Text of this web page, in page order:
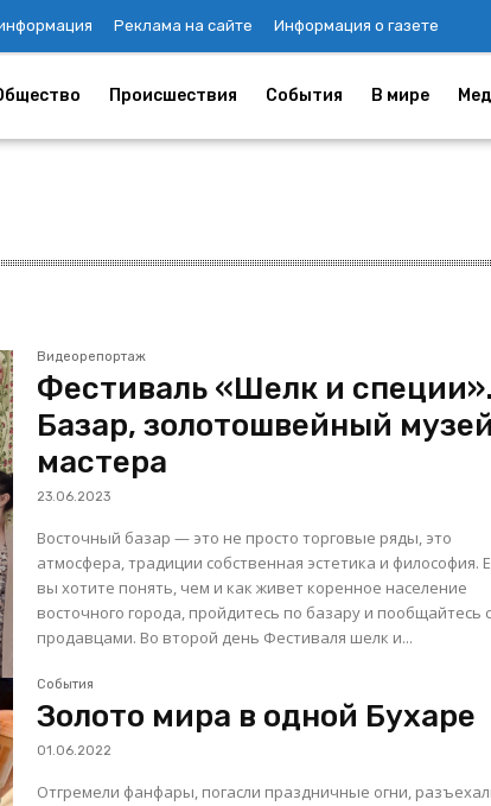
Реклама на сайте Информация о газете
Происшествия События В мире
Видеорепортаж
Фестиваль «Шелк и специи».
Базар, золотошвейный
мастера
23.06.2023
Восточный базар — это не просто торговые ряды, это
атмосфера, традиции собственная эстетика и философия.
вы хотите понять, чем и как живет коренное население
восточного города, пройдитесь по базару и пообщайтесь с
продавцами. Во второй день Фестиваля шелк и...
События
Золото мира в одной Бухаре
01.06.2022
Отгремели фанфары, погасли праздничные огни,